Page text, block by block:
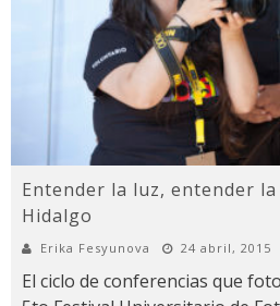
Entender la luz, entender
Hidalgo
Erika Fesyunova 24 abril, 2015
El ciclo de conferencias que